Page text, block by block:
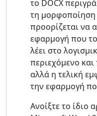
το DOCX
τη
προορίζεται να
εφαρμογή που το
λέει στο
περιεχόμενο
αλλά η τελική
την εφαρμογή
Ανοίξτε το ίδιο